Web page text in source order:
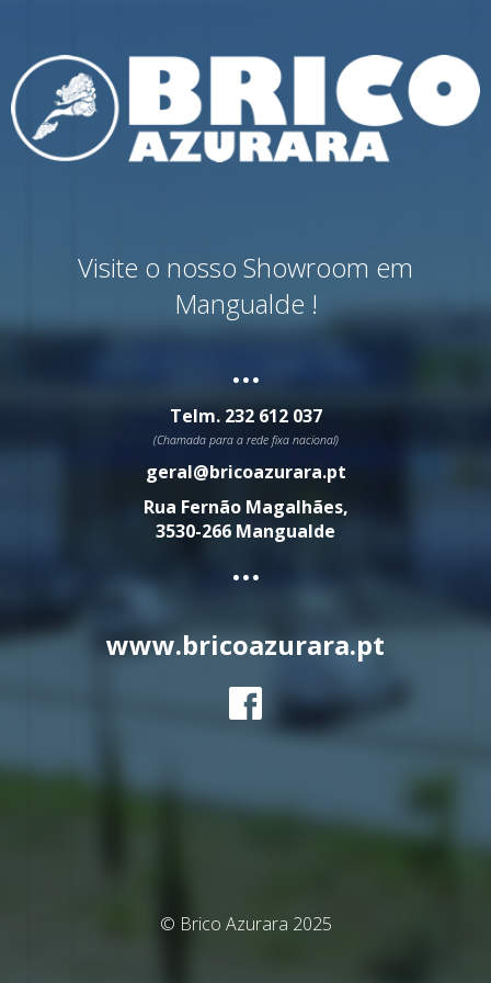
Visite o nosso Showroom em
Mangualde !
...
Telm. 232 612 037
(Chamada para a rede fixa nacional)
geral@bricoazurara.pt
Rua Fernão Magalhães,
3530-266 Mangualde
...
www.bricoazurara.pt
© Brico Azurara 2025